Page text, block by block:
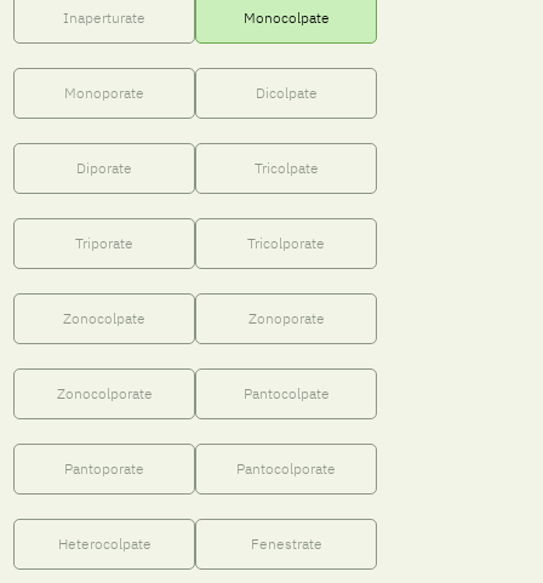
Inaperturate Monocolpate
Monoporate Dicolpate
Diporate Tricolpate
Triporate Tricolporate
Zonocolpate Zonoporate
Zonocolporate Pantocolpate
Pantoporate Pantocolporate
Heterocolpate Fenestrate